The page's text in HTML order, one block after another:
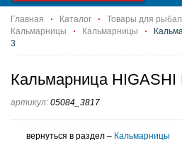
Главная Каталог Товары для
Кальмарницы
Кальмарницы
3
Кальмарница HIGASHI
артикул: 05084_3817
вернуться в раздел – Кальмарницы